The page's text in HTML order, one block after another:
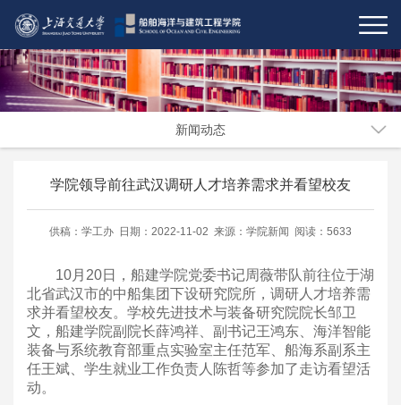
新闻动态
学院领导前往武汉调研人才培养需求并看望校友
供稿：学工办 日期：2022-11-02 来源：学院新闻 阅读：5633
10月20日，船建学院党委书记周薇带队前往位于湖
北省武汉市的中船集团下设研究院所，调研人才培养需
求并看望校友。学校先进技术与装备研究院院长邹卫
文，船建学院副院长薛鸿祥、副书记王鸿东、海洋智能
装备与系统教育部重点实验室主任范军、船海系副系主
任王斌、学生就业工作负责人陈哲等参加了走访看望活
动。